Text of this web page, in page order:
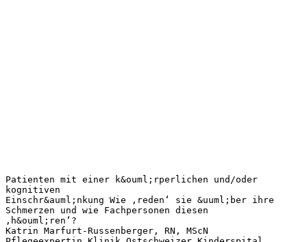
Patienten mit einer k&ouml;rperlichen und/oder
kognitiven
Einschr&auml;nkung Wie ‚reden‘ sie &uuml;ber ihre
Schmerzen und wie Fachpersonen diesen
‚h&ouml;ren‘?
Katrin Marfurt-Russenberger, RN, MScN